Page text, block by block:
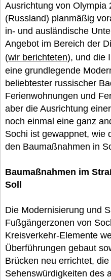
Ausrichtung von Olympia
(Russland) planmäßig
in- und ausländische
Angebot im Bereich der
(wir berichteten), und die
eine grundlegende
beliebtester russischer
Ferienwohnungen und
aber die Ausrichtung
noch einmal eine ganz
Sochi ist gewappnet, wie
den Baumaßnahmen in
Baumaßnahmen im
Soll
Die Modernisierung und
Fußgängerzonen von
Kreisverkehr-Elemente
Überführungen gebaut
Brücken neu errichtet, die
Sehenswürdigkeiten des